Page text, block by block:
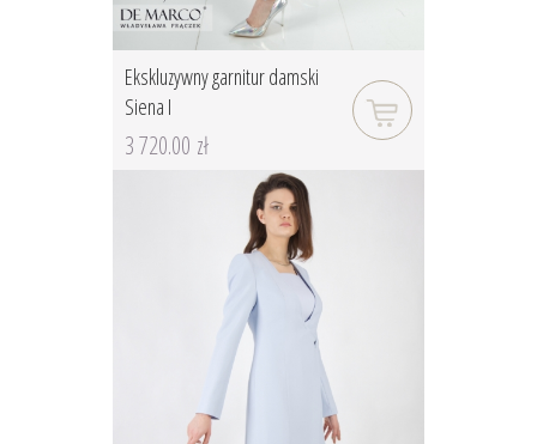
Ekskluzywny garnitur damski
Siena I
3 720.00 zł